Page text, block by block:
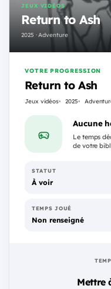
JEUX VIDÉOS
Return to Ash
2025 · Adventure
VOTRE PROGRESSION
Return to Ash
Jeux vidéos 2025
Aucune
Le temps
de votre
STATUT
À voir
TEMPS JOUÉ
Non renseigné
Mettre